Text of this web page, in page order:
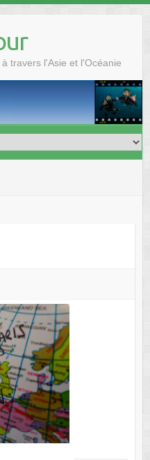
travers l'Asie et l'Océanie